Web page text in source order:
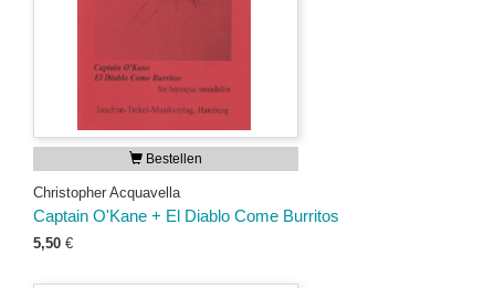
Bestellen
Christopher Acquavella
Captain O'Kane + El Diablo Come Burritos
5,50 €